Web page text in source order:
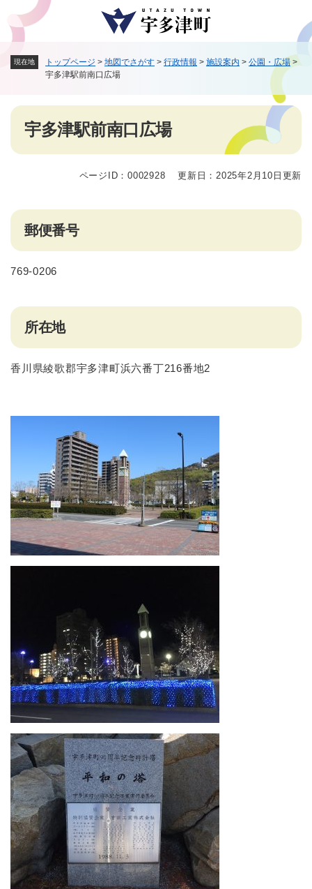
メニューを飛ばして本文へ
現在地 トップページ > 地図でさがす > 行政情報 > 施設案内 > 公園・広場 >
宇多津駅前南口広場
本
宇多津駅前南口広場
ページID：0002928 更新日：2025年2月10日更新
郵便番号
769-0206
所在地
香川県綾歌郡宇多津町浜六番丁216番地2